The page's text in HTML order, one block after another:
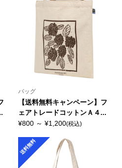
バッグ
【送料無料キャンペーン】フ
ェアトレードコットンＡ４...
¥800 ～ ¥1,200(税込)
送料無料